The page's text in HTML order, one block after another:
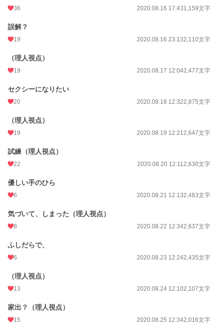
「それ以上俺の理性をどうにかしようとするのはやめてくれ……！」
純粋培養のまま大人になった茉白と、彼女にブンブンふりまわされる理人の、い
読まなくても大丈夫な構成になってはいるのですが、「セカンド彼女になりがち
ら、溺愛されてしまっておりまして」のスピンオフとなります。
恋愛 5,131 位 / 66,374 件
更新日時
初回公開日時
初回完結日時
週間ポイント 465 pt (15,252 位)
月間ポイント
年間ポイント 25,603 pt (16,952 位)
36 2020.08.16 17:431,159文字
誤解？
19 2020.08.16 23:132,110文字
（理人視点）
19 2020.08.17 12:042,477文字
セクシーになりたい
20 2020.08.18 12:322,875文字
（理人視点）
19 2020.08.19 12:212,647文字
試練（理人視点）
22 2020.08.20 12:112,630文字
優しい手のひら
6 2020.08.21 12:132,483文字
気づいて、しまった（理人視点）
8 2020.08.22 12:342,637文字
ふしだらで、
6 2020.08.23 12:242,435文字
（理人視点）
13 2020.08.24 12:102,107文字
家出？（理人視点）
15 2020.08.25 12:342,016文字